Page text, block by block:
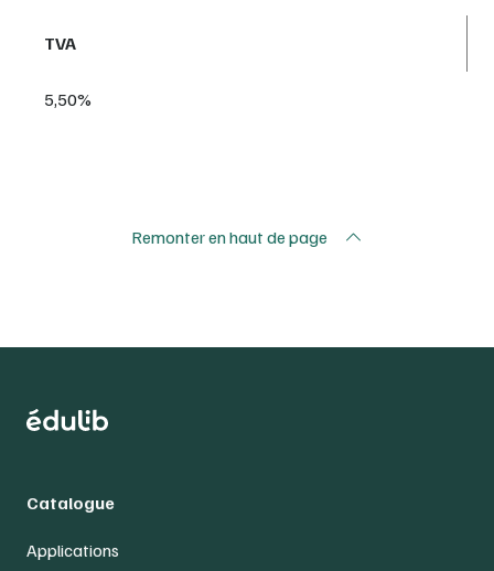
TVA
5,50%
Remonter en haut de page
Catalogue
Applications